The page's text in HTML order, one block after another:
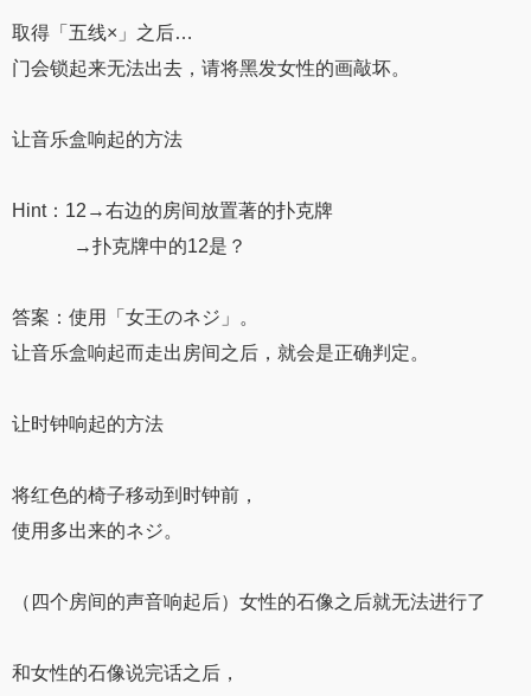
取得「五线×」之后…
门会锁起来无法出去，请将黑发女性的画敲坏。
让音乐盒响起的方法
Hint：12→右边的房间放置著的扑克牌
→扑克牌中的12是？
答案：使用「女王のネジ」。
让音乐盒响起而走出房间之后，就会是正确判定。
让时钟响起的方法
将红色的椅子移动到时钟前，
使用多出来的ネジ。
（四个房间的声音响起后）女性的石像之后就无法进行了
和女性的石像说完话之后，